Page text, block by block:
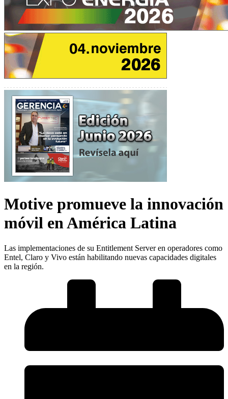
Motive promueve la innovación
móvil en América Latina
Las implementaciones de su Entitlement Server en operadores como
Entel, Claro y Vivo están habilitando nuevas capacidades digitales
en la región.